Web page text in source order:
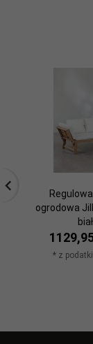
ogrodowa
1129,
* z